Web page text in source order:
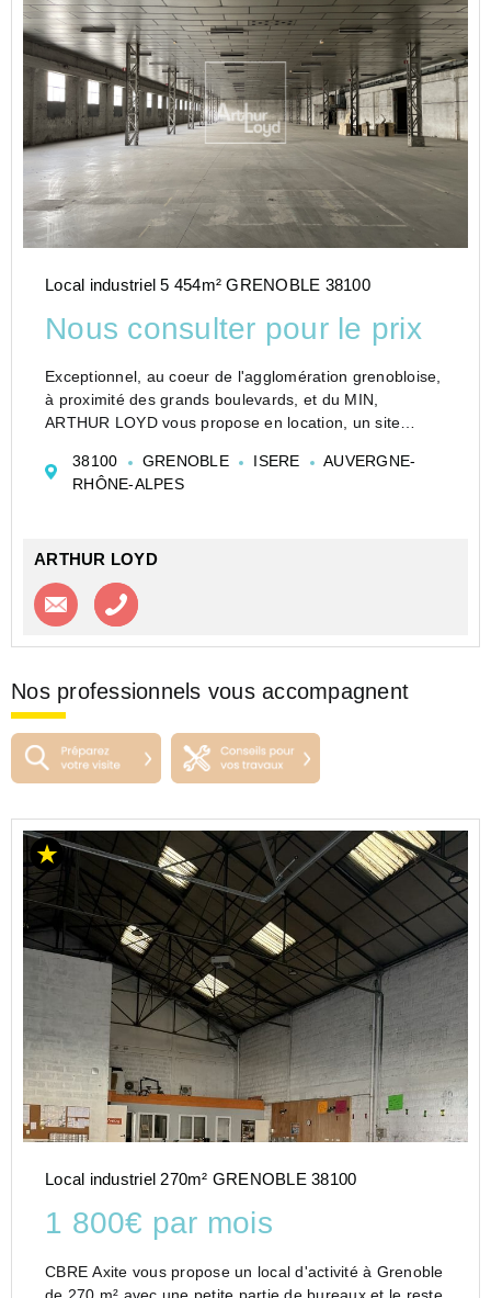
Local industriel 5 454m² GRENOBLE 38100
Nous consulter pour le prix
Exceptionnel, au coeur de l'agglomération grenobloise,
à proximité des grands boulevards, et du MIN,
ARTHUR LOYD vous propose en location, un site
Le local industriel offre une surface d'environ 5 459 m²
(comprenant ...
38100 GRENOBLE ISERE
AUVERGNE-
RHÔNE-ALPES
ARTHUR LOYD
Contacter l'agence
Nos professionnels vous accompagnent
Local industriel 270m² GRENOBLE 38100
1 800€ par mois
CBRE Axite vous propose un local d'activité à Grenoble
de 270 m² avec une petite partie de bureaux et le reste